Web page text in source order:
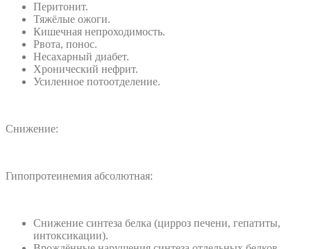
Перитонит.
Тяжёлые ожоги.
Кишечная непроходимость.
Рвота, понос.
Несахарный диабет.
Хронический нефрит.
Усиленное потоотделение.
Снижение:
Гипопротеинемия абсолютная:
Снижение синтеза белка (цирроз печени, гепатиты,
интоксикации).